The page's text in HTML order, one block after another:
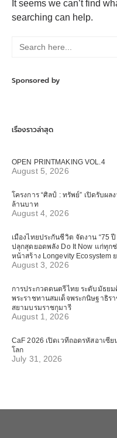
It seems we can’t find
searching can help.
for:
Sponsored by
เรื่องราวล่าสุด
OPEN PRINTMAKING VOL.4
August 5, 2026
โครงการ “ศิลป์ : ทรัพย์” เปิดรับผ
ล้านบาท
August 4, 2026
เมืองไทยประกันชีวิต จัดงาน “75
ปลุกสุดยอดพลัง Do It Now แก่ทุก
หน้าสร้าง Longevity
August 3, 2026
การประกวดดนตรีไทย ระดับมัธยม
พระราชทานสมเด็จพระกนิษฐาธิร
สยามบรมราชกุมารี
August 1, 2026
CaF 2026 เปิดเวทีถอดรหัสอาเซี
โลก
July 31, 2026